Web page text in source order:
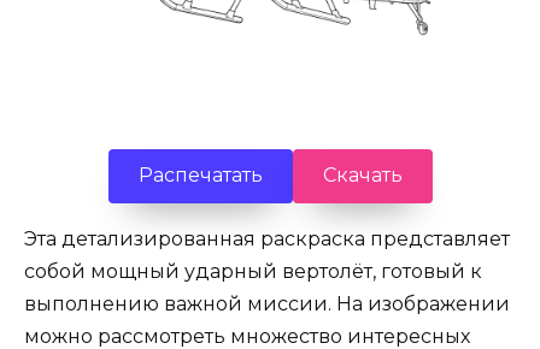
Распечатать Скачать
Эта детализированная раскраска представляет
собой мощный ударный вертолёт, готовый к
выполнению важной миссии. На изображении
можно рассмотреть множество интересных